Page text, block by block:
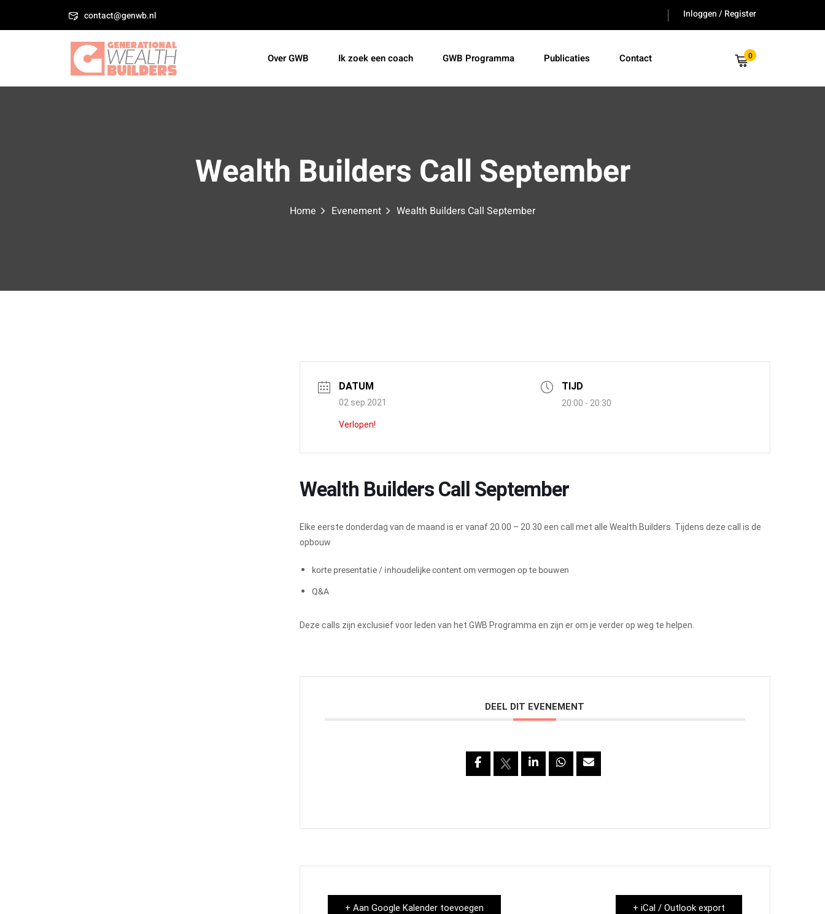
contact@genwb.nl Inloggen / Register
Over GWB Ik zoek een coach GWB Programma Publicaties Contact 0
Wealth Builders Call September
Home Evenement Wealth Builders Call September
DATUM
02 sep 2021
Verlopen!
TIJD
20:00 - 20:30
Wealth Builders Call September
Elke eerste donderdag van de maand is er vanaf 20.00 – 20.30 een call met alle Wealth Builders. Tijdens deze call is de
opbouw
korte presentatie / inhoudelijke content om vermogen op te bouwen
Q&A
Deze calls zijn exclusief voor leden van het GWB Programma en zijn er om je verder op weg te helpen.
DEEL DIT EVENEMENT
+ Aan Google Kalender toevoegen + iCal / Outlook export